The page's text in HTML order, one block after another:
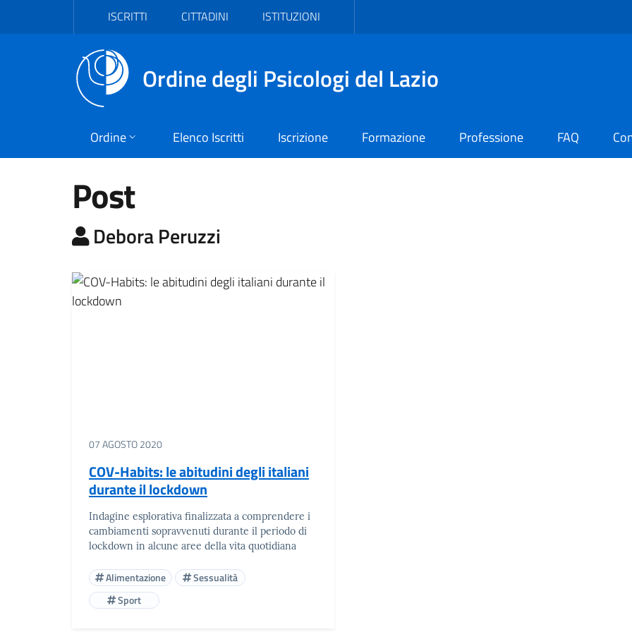
Vai al contenuto principale
ISCRITTI CITTADINI ISTITUZIONI
Ordine degli Psicologi del Lazio
Ordine Elenco Iscritti Iscrizione Formazione Professione FAQ
Post
A cura di:
Debora Peruzzi
07 AGOSTO 2020
COV-Habits: le abitudini degli italiani
durante il lockdown
Indagine esplorativa finalizzata a comprendere i
cambiamenti sopravvenuti durante il periodo di
lockdown in alcune aree della vita quotidiana
Alimentazione
Sessualità
Sport